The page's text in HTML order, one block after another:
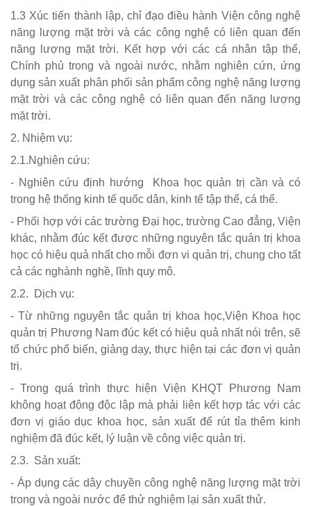
1.3 Xúc tiến thành lập, chỉ đạo điều hành Viện công nghệ
năng lượng mặt trời và các công nghệ có liên quan đến
năng lượng mặt trời. Kết hợp với các cá nhân tập thể,
Chính phủ trong và ngoài nước, nhằm nghiên cứn, ứng
dụng sản xuất phân phối sản phẩm công nghệ năng lượng
mặt trời và các công nghệ có liên quan đến năng lượng
mặt trời.
2. Nhiệm vụ:
2.1.Nghiên cứu:
- Nghiên cứu định hướng Khoa học quản trị cần và có
trong hệ thống kinh tế quốc dân, kinh tế tập thể, cá thể.
- Phối hợp với các trường Đại học, trường Cao đẳng, Viện
khác, nhằm đúc kết được những nguyên tắc quản trị khoa
học có hiệu quả nhất cho mỗi đơn vi quản trị, chung cho tất
cả các nghành nghề, lĩnh quy mô.
2.2. Dịch vụ:
- Từ những nguyên tắc quản trị khoa học,Viện Khoa học
quản trị Phương Nam đúc kết có hiệu quả nhất nói trên, sẽ
tổ chức phổ biến, giảng dạy, thực hiện tại các đơn vị quản
trị.
- Trong quá trình thực hiện Viện KHQT Phương Nam
không hoạt động độc lập mà phải liên kết hợp tác với các
đơn vị giáo dục khoa học, sản xuất để rút tỉa thêm kinh
nghiệm đã đúc kết, lý luận về công việc quản trị.
2.3. Sản xuất:
- Áp dụng các dây chuyền công nghệ năng lượng mặt trời
trong và ngoài nước để thử nghiệm lại sản xuất thử.